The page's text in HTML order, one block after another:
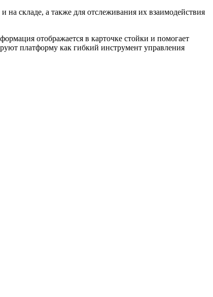
складе, а также для отслеживания их взаимодействия
отображается в карточке стойки и помогает
платформу как гибкий инструмент управления